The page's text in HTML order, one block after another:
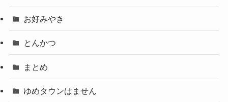
お好みやき
とんかつ
まとめ
ゆめタウンはません